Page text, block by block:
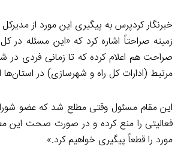
خبرنگار کردپرس به پیگیری این مورد از
زمینه صراحتاً اشاره کرد که «این مسئله
صراحت هم اعلام کرده که تا زمانی فردی در
مرتبط (ادارات کل راه و شهرسازی) در استان‌ها
این مقام مسئول وقتی مطلع شد که عضو
فعالیتی را منع کرده و در صورت صحت این
مورد را قطعاً پیگیری خواهیم کرد.»